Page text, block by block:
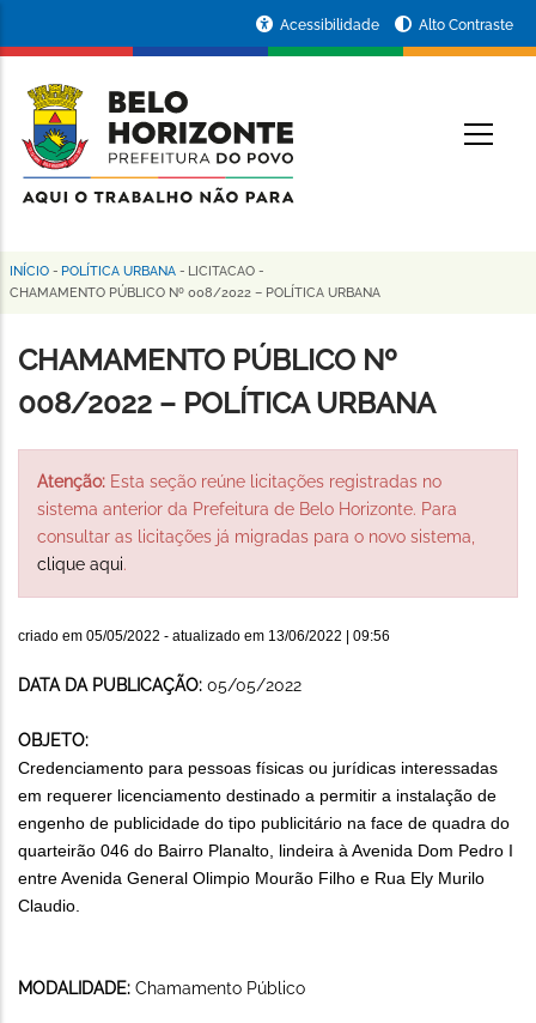
conteúdo
principal
da
Prefeitura
de
Horizonte
Acessibilidade Alto Contraste
Trilha
navegação
INÍCIO - POLÍTICA URBANA - LICITACAO -
CHAMAMENTO PÚBLICO Nº 008/2022 – POLÍTICA URBANA
CHAMAMENTO PÚBLICO Nº
008/2022 – POLÍTICA URBANA
Atenção: Esta seção reúne licitações registradas no
sistema anterior da Prefeitura de Belo Horizonte. Para
consultar as licitações já migradas para o novo sistema,
clique aqui.
criado em 05/05/2022 - atualizado em 13/06/2022 | 09:56
DATA DA PUBLICAÇÃO: 05/05/2022
OBJETO:
Credenciamento para pessoas físicas ou jurídicas interessadas
em requerer licenciamento destinado a permitir a instalação de
engenho de publicidade do tipo publicitário na face de quadra do
quarteirão 046 do Bairro Planalto, lindeira à Avenida Dom Pedro I
entre Avenida General Olimpio Mourão Filho e Rua Ely Murilo
Claudio.
MODALIDADE: Chamamento Público